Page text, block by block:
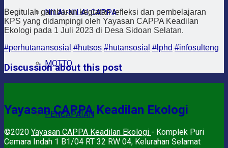
NILAI-NILAI CAPPA
MOTTO
PENCAPAIAN
Begitulah gambaran kegiatan refleksi dan pembelajaran
KPS yang didampingi oleh Yayasan CAPPA Keadilan
Ekologi pada 1 Juli 2023 di Desa Sidoan Selatan.
#perhutanansosial #hutsos #hutansosial #lphd #infosulteng
Discussion about this post
Yayasan CAPPA Keadilan Ekologi
©2020 Yayasan CAPPA Keadilan Ekologi - Komplek Puri
Cemara Indah 1 B1/04 RT 32 RW 04, Kelurahan Selamat